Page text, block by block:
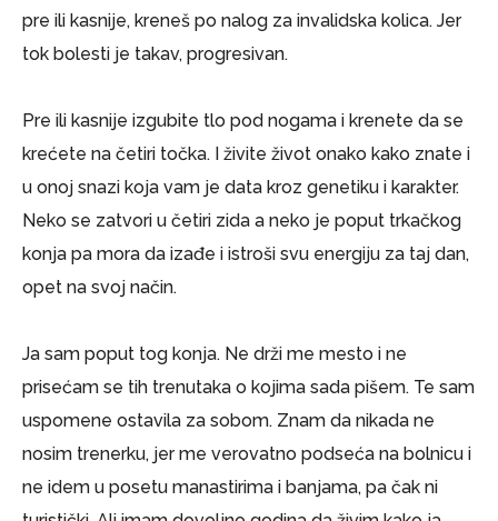
pre ili kasnije, kreneš po nalog za invalidska kolica. Jer
tok bolesti je takav, progresivan.
Pre ili kasnije izgubite tlo pod nogama i krenete da se
krećete na četiri točka. I živite život onako kako znate i
u onoj snazi koja vam je data kroz genetiku i karakter.
Neko se zatvori u četiri zida a neko je poput trkačkog
konja pa mora da izađe i istroši svu energiju za taj dan,
opet na svoj način.
Ja sam poput tog konja. Ne drži me mesto i ne
prisećam se tih trenutaka o kojima sada pišem. Te sam
uspomene ostavila za sobom. Znam da nikada ne
nosim trenerku, jer me verovatno podseća na bolnicu i
ne idem u posetu manastirima i banjama, pa čak ni